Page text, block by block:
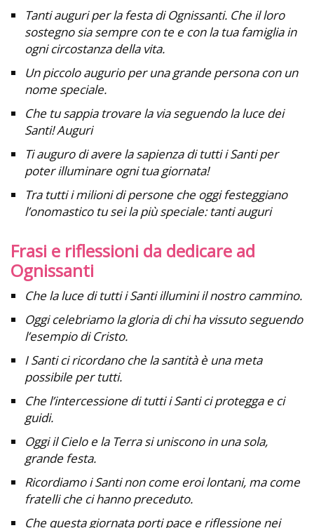
Tanti auguri per la festa di Ognissanti. Che il loro
sostegno sia sempre con te e con la tua famiglia in
ogni circostanza della vita.
Un piccolo augurio per una grande persona con un
nome speciale.
Che tu sappia trovare la via seguendo la luce dei
Santi! Auguri
Ti auguro di avere la sapienza di tutti i Santi per
poter illuminare ogni tua giornata!
Tra tutti i milioni di persone che oggi festeggiano
l’onomastico tu sei la più speciale: tanti auguri
Frasi e riflessioni da dedicare ad
Ognissanti
Che la luce di tutti i Santi illumini il nostro cammino.
Oggi celebriamo la gloria di chi ha vissuto seguendo
l’esempio di Cristo.
I Santi ci ricordano che la santità è una meta
possibile per tutti.
Che l’intercessione di tutti i Santi ci protegga e ci
guidi.
Oggi il Cielo e la Terra si uniscono in una sola,
grande festa.
Ricordiamo i Santi non come eroi lontani, ma come
fratelli che ci hanno preceduto.
Che questa giornata porti pace e riflessione nei